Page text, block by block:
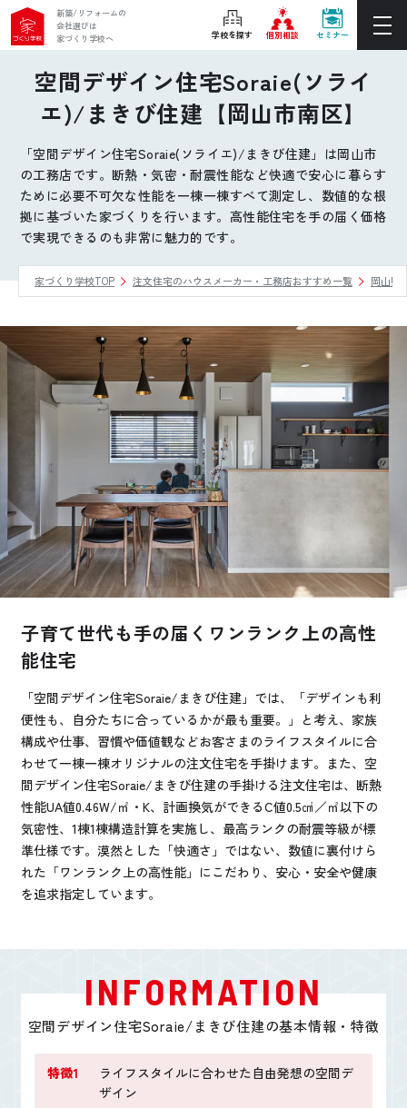
新築/リフォームの
会社選びは
家づくり学校へ
学校を探す 個別相談 セミナー
ぴったりの住宅会社をご提案
個別相談
後悔しない家づくりをレクチャー
セミナーをみる
ご利用は無料！全国20校
お近くの学校を探す
ホーム
家づくり学校とは
お悩み・相談事例
よくある質問
ご利用者の声・実例
お役立ち情報
公式SNSをチェック
プライバシーポリシー
空間デザイン住宅Soraie(ソライ
エ)/まきび住建【岡山市南区】
「空間デザイン住宅Soraie(ソライエ)/まきび住建」は岡山市
の工務店です。断熱・気密・耐震性能など快適で安心に暮らす
ために必要不可欠な性能を一棟一棟すべて測定し、数値的な根
拠に基づいた家づくりを行います。高性能住宅を手の届く価格
で実現できるのも非常に魅力的です。
家づくり学校TOP 注文住宅のハウスメーカー・工務店おすすめ一覧 岡山県
子育て世代も手の届くワンランク上の高性
能住宅
「空間デザイン住宅Soraie/まきび住建」では、「デザインも利
便性も、自分たちに合っているかが最も重要。」と考え、家族
構成や仕事、習慣や価値観などお客さまのライフスタイルに合
わせて一棟一棟オリジナルの注文住宅を手掛けます。また、空
間デザイン住宅Soraie/まきび住建の手掛ける注文住宅は、断熱
性能UA値0.46W/㎡・K、計画換気ができるC値0.5㎠／㎡以下の
気密性、1棟1棟構造計算を実施し、最高ランクの耐震等級が標
準仕様です。漠然とした「快適さ」ではない、数値に裏付けら
れた「ワンランク上の高性能」にこだわり、安心・安全や健康
を追求指定しています。
INFORMATION
空間デザイン住宅Soraie/まきび住建の基本情報・特徴
特徴1
ライフスタイルに合わせた自由発想の空間デ
ザイン